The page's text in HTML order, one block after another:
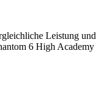
Leistung und
6 High Academy